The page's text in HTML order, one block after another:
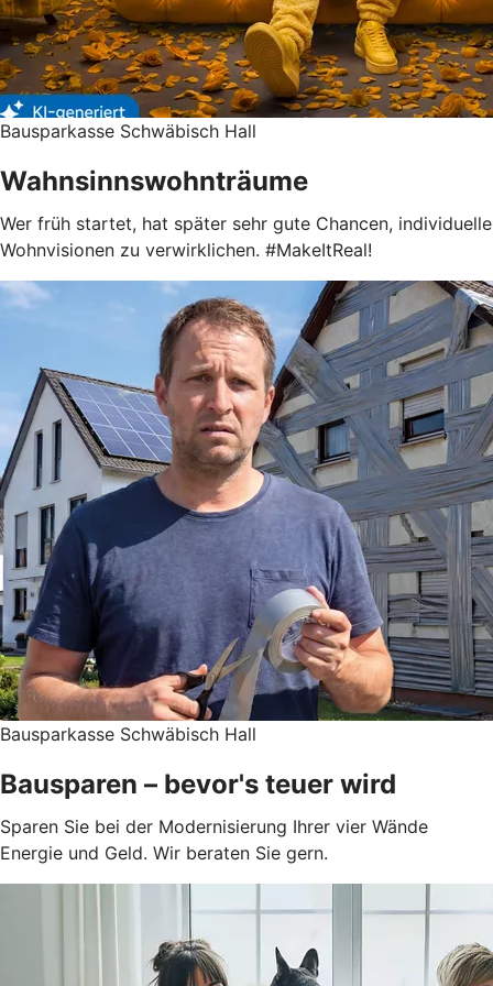
Bausparkasse Schwäbisch Hall
Wahnsinnswohnträume
Wer früh startet, hat später sehr gute Chancen, individuelle
Wohnvisionen zu verwirklichen. #MakeItReal!
Bausparkasse Schwäbisch Hall
Bausparen – bevor's teuer wird
Sparen Sie bei der Modernisierung Ihrer vier Wände
Energie und Geld. Wir beraten Sie gern.